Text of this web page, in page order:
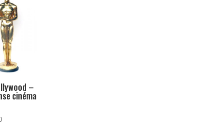
–
cinéma